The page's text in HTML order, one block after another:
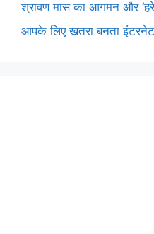
श्रावण मास का आगमन और
आपके लिए खतरा बनता इंटरनेट